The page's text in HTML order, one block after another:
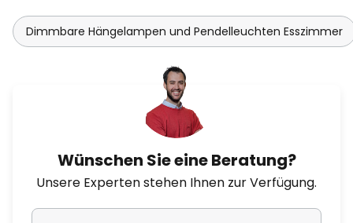
Dimmbare Hängelampen und Pendelleuchten Esszimmer
Wünschen Sie eine Beratung?
Unsere Experten stehen Ihnen zur Verfügung.